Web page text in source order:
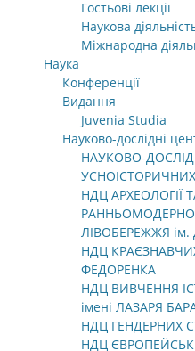
Гостьові лекції
Наукова
Міжнародна
Наука
Конференції
Видання
Juvenia Studia
Науково-дослідні
НАУКОВО-
НДЦ АРХЕОЛОГІЇ
РАННЬОМОДЕРНОЇ
ЛІВОБЕРЕЖЖЯ
НДЦ
ФЕДОРЕНКА
НДЦ ВИВЧЕННЯ
імені ЛАЗАРЯ
НДЦ ГЕНДЕРНИХ
НДЦ